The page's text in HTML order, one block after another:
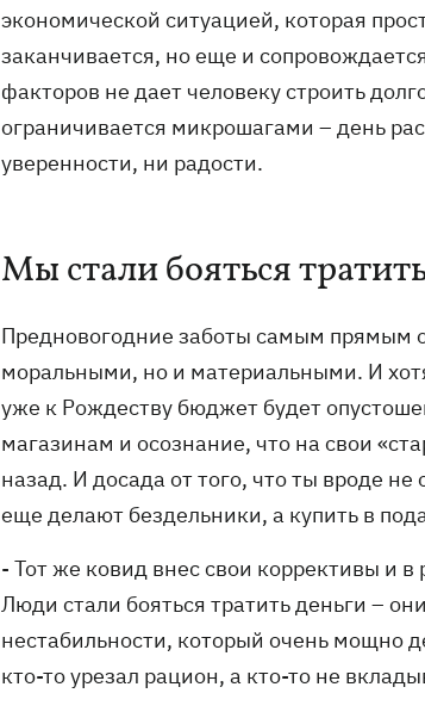
экономической ситуацией, которая
заканчивается, но еще и
факторов не дает человеку строить
ограничивается микрошагами – день
уверенности, ни радости.
Мы стали бояться
Предновогодние заботы самым прямым
моральными, но и материальными. И
уже к Рождеству бюджет будет
магазинам и осознание, что на свои
назад. И досада от того, что ты вроде
еще делают бездельники, а купить в
- Тот же ковид внес свои коррективы и
Люди стали бояться тратить деньги –
нестабильности, который очень мощно
кто-то урезал рацион, а кто-то не